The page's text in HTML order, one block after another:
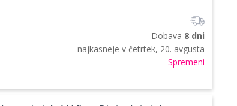
Dobava 8 dni
najkasneje v četrtek, 20. avgusta
Spremeni